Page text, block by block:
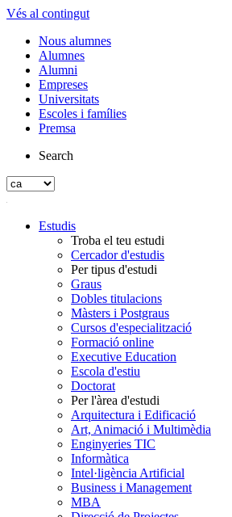
Vés al contingut
Nous alumnes
Alumnes
Alumni
Empreses
Universitats
Escoles i famílies
Premsa
Search
Estudis
Troba el teu estudi
Cercador d'estudis
Per tipus d'estudi
Graus
Dobles titulacions
Màsters i Postgraus
Cursos d'especialització
Formació online
Executive Education
Escola d'estiu
Doctorat
Per l'àrea d'estudi
Arquitectura i Edificació
Art, Animació i Multimèdia
Enginyeries TIC
Informàtica
Intel·ligència Artificial
Business i Management
MBA